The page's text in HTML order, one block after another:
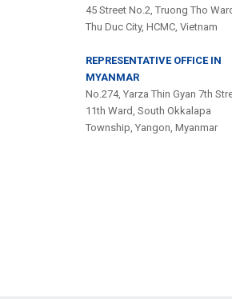
45 Street No.2, Truong Tho
Thu Duc City, HCMC, Vietnam
REPRESENTATIVE OFFICE IN
MYANMAR
No.274, Yarza Thin Gyan 7th
11th Ward, South Okkalapa
Township, Yangon, Myanmar